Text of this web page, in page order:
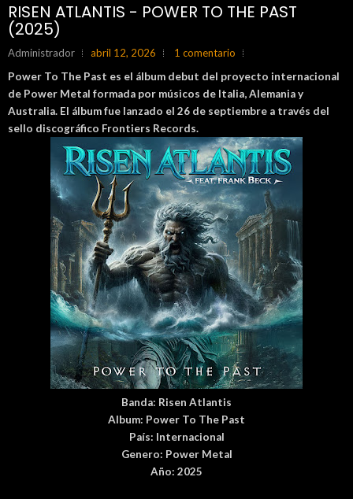
RISEN ATLANTIS - POWER TO THE PAST
(2025)
Administrador abril 12, 2026
1 comentario
Power To The Past es el álbum debut del proyecto internacional
de Power Metal formada por músicos de Italia, Alemania y
Australia. El álbum fue lanzado el 26 de septiembre a través del
sello discográfico Frontiers Records.
Banda: Risen Atlantis
Album: Power To The Past
País: Internacional
Genero: Power Metal
Año: 2025